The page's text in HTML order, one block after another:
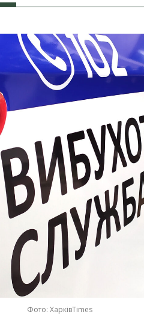
Фото: ХарківTimes